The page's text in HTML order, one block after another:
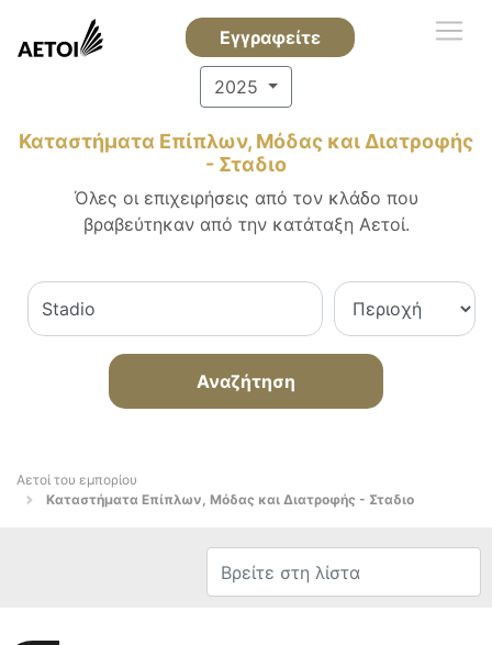
Εγγραφείτε
2025
Καταστήματα Επίπλων, Μόδας και Διατροφής
- Σταδιο
Όλες οι επιχειρήσεις από τον κλάδο που
βραβεύτηκαν από την κατάταξη Αετοί.
Αναζήτηση
Αετοί του εμπορίου
Καταστήματα Επίπλων, Μόδας και Διατροφής - Σταδιο